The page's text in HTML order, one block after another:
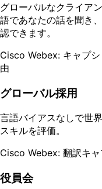
グローバルなクライア
語であなたの話を聞き
認できます。
Cisco Webex: キャプ
由
グローバル採用
言語バイアスなしで世
スキルを評価。
Cisco Webex: 翻訳キ
役員会